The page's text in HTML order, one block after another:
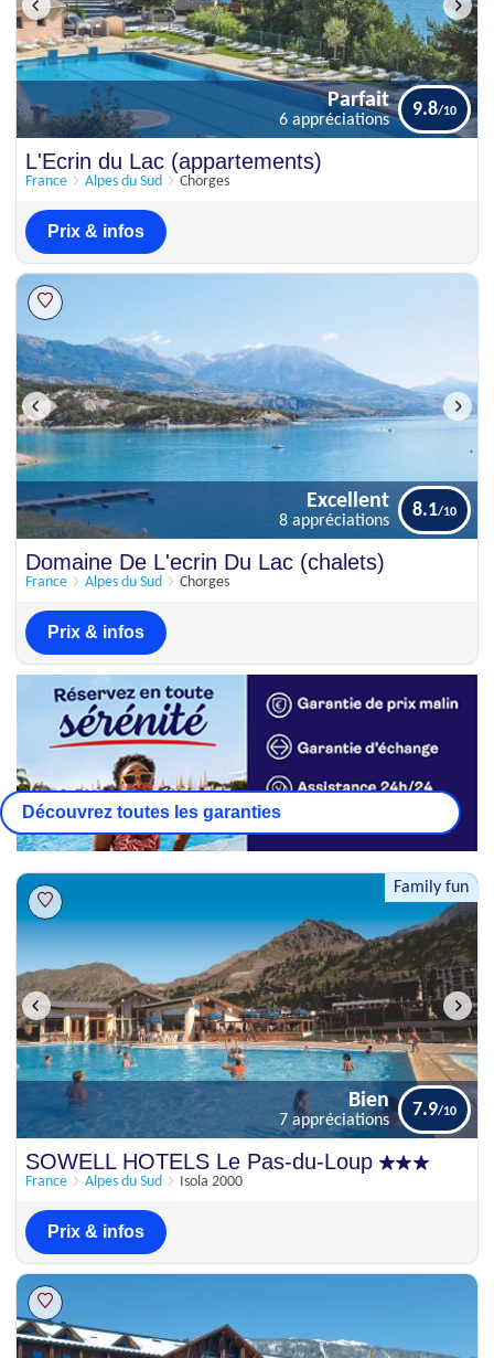
6 appréciations
L'Ecrin du Lac (appartements)
France Alpes du Sud Chorges
Parfait
6 appréciations
9.8
Prix & infos
Excellent
8 appréciations
Domaine De L'ecrin Du Lac (chalets)
France Alpes du Sud Chorges
Excellent
8 appréciations
8.1
Prix & infos
Découvrez toutes les garanties
Family fun
Bien
7 appréciations
7.9
SOWELL HOTELS Le Pas-du-Loup
France Alpes du Sud Isola 2000
Bien
7 appréciations
7.9
Prix & infos